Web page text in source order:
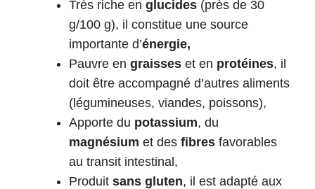
Très riche en glucides (près de 30
g/100 g), il constitue une source
importante d’énergie,
Pauvre en graisses et en protéines, il
doit être accompagné d’autres aliments
(légumineuses, viandes, poissons),
Apporte du potassium, du
magnésium et des fibres favorables
au transit intestinal,
Produit sans gluten, il est adapté aux